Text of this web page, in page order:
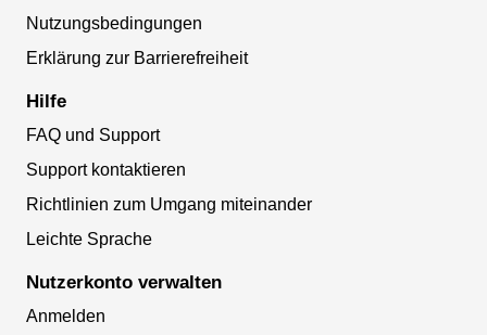
Nutzungsbedingungen
Erklärung zur Barrierefreiheit
Hilfe
FAQ und Support
Support kontaktieren
Richtlinien zum Umgang miteinander
Leichte Sprache
Nutzerkonto verwalten
Anmelden